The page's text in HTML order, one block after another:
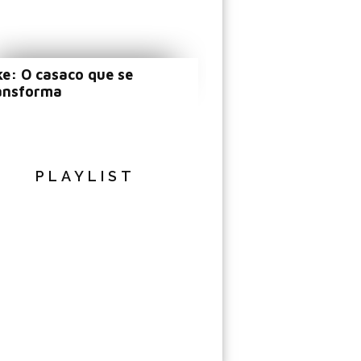
O casaco que se
PLAYLIST